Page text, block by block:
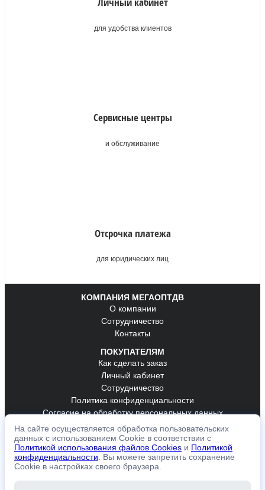
для удобства клиентов
Сервисные центры
и обслуживание
Отсрочка платежа
для юридических лиц
КОМПАНИЯ МЕГАОПТДВ
О компании
Сотрудничество
Контакты
ПОКУПАТЕЛЯМ
Как сделать заказ
Личный кабинет
Сотрудничество
Политика конфиденциальности
Согласие на обработку персональных данных
ОБРАТНАЯ СВЯЗЬ
К оплате принимаем
На сайте осуществляется обработка пользовательских
данных с использованием Cookie в соответствии с
Политикой использования файлов Cookies и Политикой
конфиденциальности . Вы можете запретить сохранение
Cookie в настройках своего браузера.